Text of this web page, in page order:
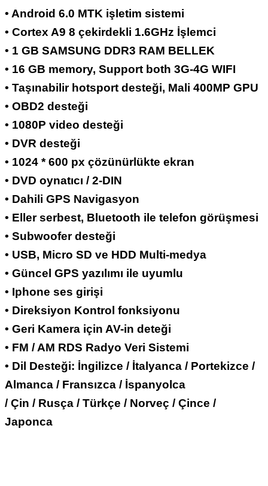
• Android 6.0 MTK işletim sistemi
• Cortex A9 8 çekirdekli 1.6GHz İşlemci
• 1 GB SAMSUNG DDR3 RAM BELLEK
• 16 GB memory, Support both 3G-4G WIFI
• Taşınabilir hotsport desteği, Mali 400MP GPU
• OBD2 desteği
• 1080P video desteği
• DVR desteği
• 1024 * 600 px çözünürlükte ekran
• DVD oynatıcı / 2-DIN
• Dahili GPS Navigasyon
• Eller serbest, Bluetooth ile telefon görüşmesi
• Subwoofer desteği
• USB, Micro SD ve HDD Multi-medya
• Güncel GPS yazılımı ile uyumlu
• Iphone ses girişi
• Direksiyon Kontrol fonksiyonu
• Geri Kamera için AV-in deteği
• FM / AM RDS Radyo Veri Sistemi
• Dil Desteği: İngilizce / İtalyanca / Portekizce /
Almanca / Fransızca / İspanyolca
/ Çin / Rusça / Türkçe / Norveç / Çince /
Japonca